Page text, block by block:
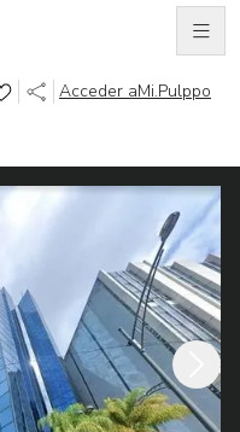
Acceder aMi.Pulppo